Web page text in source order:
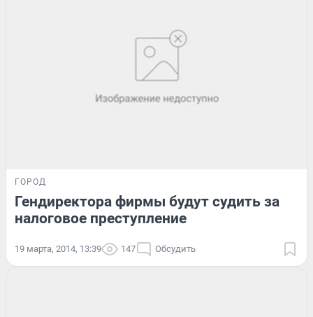
ГОРОД
Гендиректора фирмы будут судить за
налоговое преступление
19 марта, 2014, 13:39 147 Обсудить